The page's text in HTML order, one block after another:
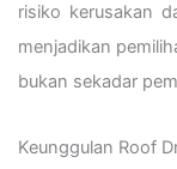
risiko kerusakan
menjadikan
bukan sekadar
Keunggulan Roof